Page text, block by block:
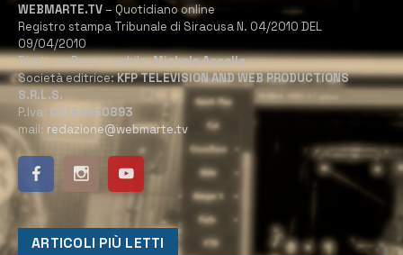
WEBMARTE.TV – Quotidiano online
Registro stampa Tribunale di Siracusa N. 04/2010 DEL
09/04/2010
Direttore Responsabile:Michele Accolla
Società editrice:KFP TELEVISION AND WEB PRODUCTIONS
S.R.L.S.
P.Iva: 02184950893
mail: redazione@webmarte.tv
ARTICOLI PIÙ LETTI